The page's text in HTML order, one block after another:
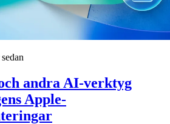
andra AI-verktyg
Apple-